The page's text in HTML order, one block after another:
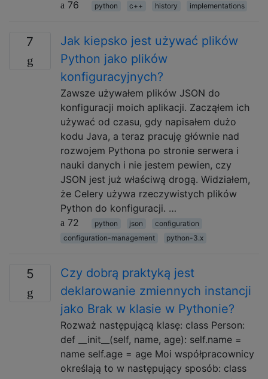
76 python c++ history implementations
7
Jak kiepsko jest używać plików
Python jako plików
konfiguracyjnych?
Zawsze używałem plików JSON do
konfiguracji moich aplikacji. Zacząłem ich
używać od czasu, gdy napisałem dużo
kodu Java, a teraz pracuję głównie nad
rozwojem Pythona po stronie serwera i
nauki danych i nie jestem pewien, czy
JSON jest już właściwą drogą. Widziałem,
że Celery używa rzeczywistych plików
Python do konfiguracji. …
72
python json
configuration
configuration-management
python-3.x
5
Czy dobrą praktyką jest
deklarowanie zmiennych instancji
jako Brak w klasie w Pythonie?
Rozważ następującą klasę: class Person:
def __init__(self, name, age): self.name =
name self.age = age Moi współpracownicy
określają to w następujący sposób: class